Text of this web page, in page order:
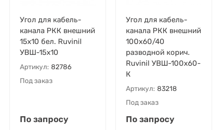
Угол для кабель-
канала РКК внешний
15х10 бел. Ruvinil
УВШ-15х10
Артикул: 82786
Под заказ
По запросу
Угол для кабель-
канала РКК внешний
100х60/40
разводной корич.
Ruvinil УВШ-100х60-
К
Артикул: 83218
Под заказ
По запросу